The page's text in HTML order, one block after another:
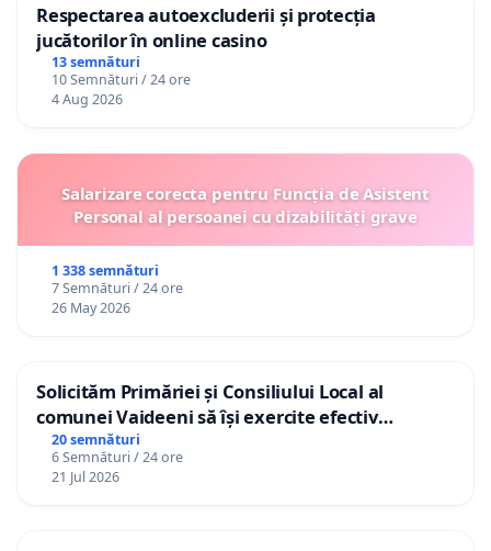
Respectarea autoexcluderii și protecția
jucătorilor în online casino
13 semnături
10 Semnături / 24 ore
4 Aug 2026
Salarizare corecta pentru Funcția de Asistent
Personal al persoanei cu dizabilități grave
1 338 semnături
7 Semnături / 24 ore
26 May 2026
Solicităm Primăriei și Consiliului Local al
comunei Vaideeni să își exercite efectiv
atribuțiile legale și să reprezinte interesele
cetățenilor în raport cu APAVIL S.A, operatorul
serviciului de apă!
20 semnături
6 Semnături / 24 ore
21 Jul 2026